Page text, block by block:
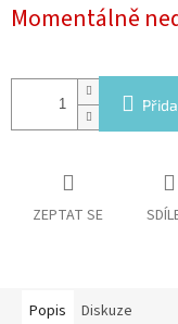
cena:
Momentálně
ZEPTAT SE
Popis Diskuze